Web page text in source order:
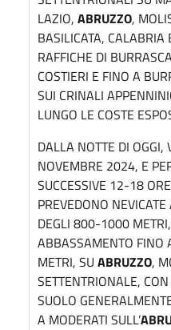
LAZIO, ABRUZZO,
BASILICATA, CALABRIA
RAFFICHE DI
COSTIERI E FINO A
SUI CRINALI
LUNGO LE COSTE
DALLA NOTTE DI OGGI,
NOVEMBRE 2024, E
SUCCESSIVE 12-18
PREVEDONO
DEGLI 800-1000
ABBASSAMENTO
METRI, SU ABRUZZO,
SETTENTRIONALE,
SUOLO
A MODERATI SULL’